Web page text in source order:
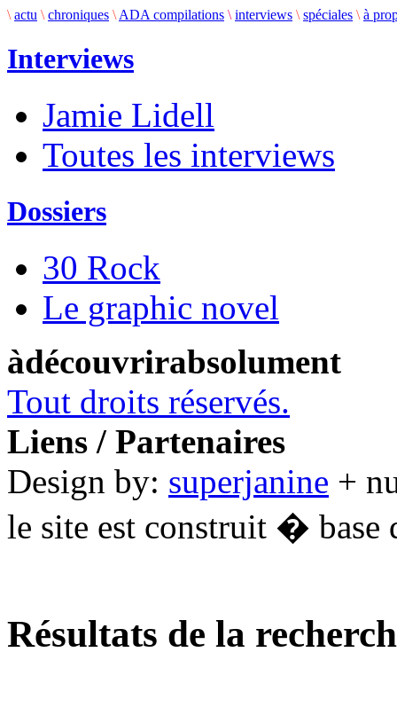
\ actu \ chroniques \ ADA compilations \ interviews \ spéciales \ à
Interviews
Jamie Lidell
Toutes les interviews
Dossiers
30 Rock
Le graphic novel
àdécouvrirabsolument
Tout droits réservés.
Liens / Partenaires
Design by: superjanine +
le site est construit � base
Résultats de la